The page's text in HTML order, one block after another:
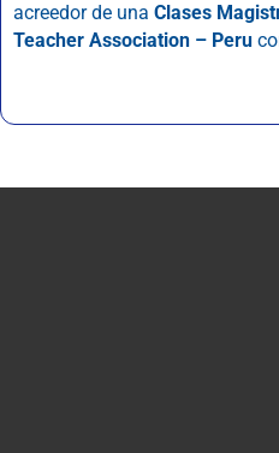
acreedor de una Clases
Teacher Association – Peru